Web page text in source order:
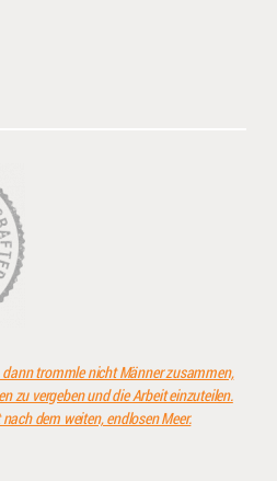
trommle nicht Männer zusammen,
zu vergeben und die Arbeit einzuteilen.
dem weiten, endlosen Meer.